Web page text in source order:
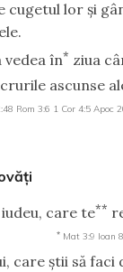
cugetul lor şi
vedea în* ziua
ascunse
Rom 3:6 1 Cor 4:5 Apoc
care te**
* Mat 3:9 Ioan
care ştii să faci